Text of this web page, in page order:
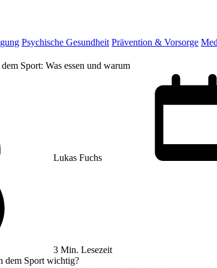
Psychische Gesundheit Prävention & Vorsorge
Sport: Was essen und warum
Lukas Fuchs
3 Min. Lesezeit
dem Sport wichtig?